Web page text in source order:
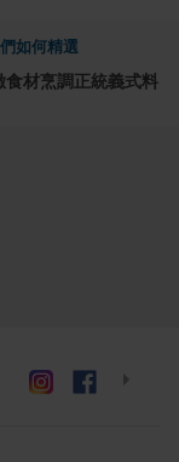
如何精選
材烹調正統義式料